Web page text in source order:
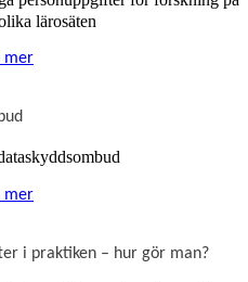
lärosäten
mer
mer